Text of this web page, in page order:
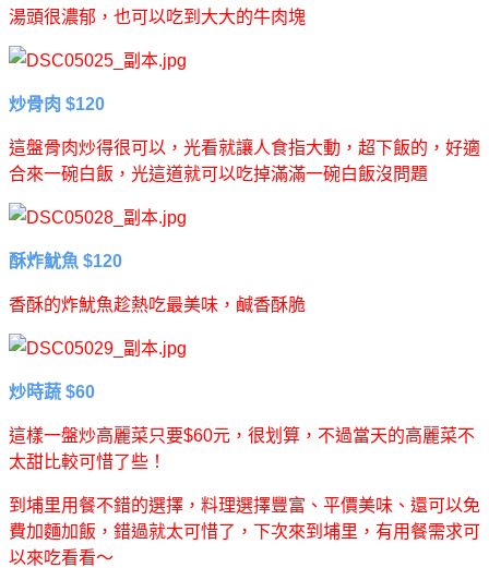
湯頭很濃郁，也可以吃到大大的牛肉塊
炒骨肉 $120
這盤骨肉炒得很可以，光看就讓人食指大動，超下飯的，好適
合來一碗白飯，光這道就可以吃掉滿滿一碗白飯沒問題
酥炸魷魚 $120
香酥的炸魷魚趁熱吃最美味，鹹香酥脆
炒時蔬 $60
這樣一盤炒高麗菜只要$60元，很划算，不過當天的高麗菜不
太甜比較可惜了些！
到埔里用餐不錯的選擇，料理選擇豐富、平價美味、還可以免
費加麵加飯，錯過就太可惜了，下次來到埔里，有用餐需求可
以來吃看看～